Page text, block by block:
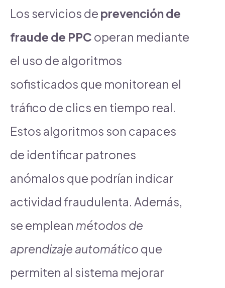
Los servicios de prevención de
fraude de PPC operan mediante
el uso de algoritmos
sofisticados que monitorean el
tráfico de clics en tiempo real.
Estos algoritmos son capaces
de identificar patrones
anómalos que podrían indicar
actividad fraudulenta. Además,
se emplean métodos de
aprendizaje automático que
permiten al sistema mejorar